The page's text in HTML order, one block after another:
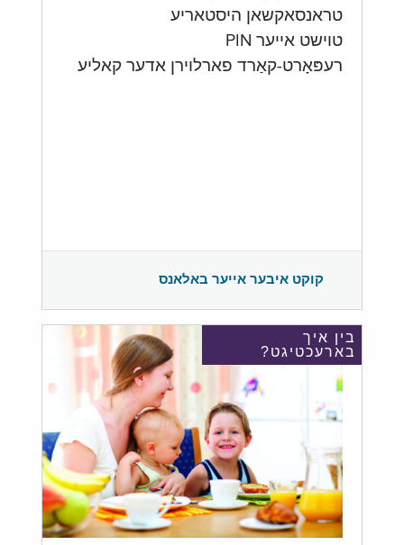
טראנסאקשאן היסטאריע
טוישט אייער PIN
רעפּאָרט-קאַרד פארלוירן אדער קאליע
קוקט איבער אייער באלאנס
בין איך
בארעכטיגט?